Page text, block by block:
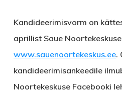
Kandideerimisvorm on
aprillist Saue
www.sauenoortekeskus.ee.
kandideerimisankeedile
Noortekeskuse Facebooki